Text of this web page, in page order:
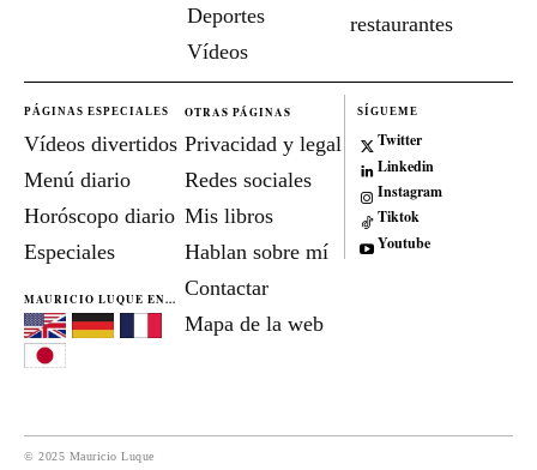
Deportes
Vídeos
restaurantes
PÁGINAS ESPECIALES
Vídeos divertidos
Menú diario
Horóscopo diario
Especiales
MAURICIO LUQUE EN...
OTRAS PÁGINAS
Privacidad y legal
Redes sociales
Mis libros
Hablan sobre mí
Contactar
Mapa de la web
SÍGUEME
Twitter
Linkedin
Instagram
Tiktok
Youtube
© 2025 Mauricio Luque